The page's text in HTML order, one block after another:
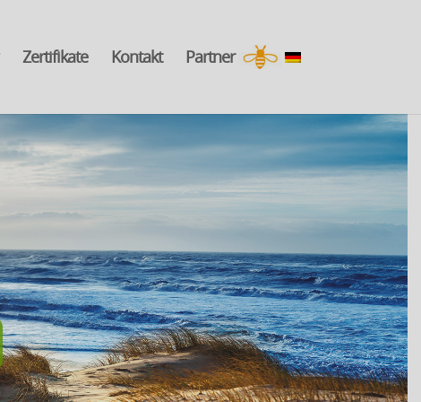
Zertifikate Kontakt Partner .